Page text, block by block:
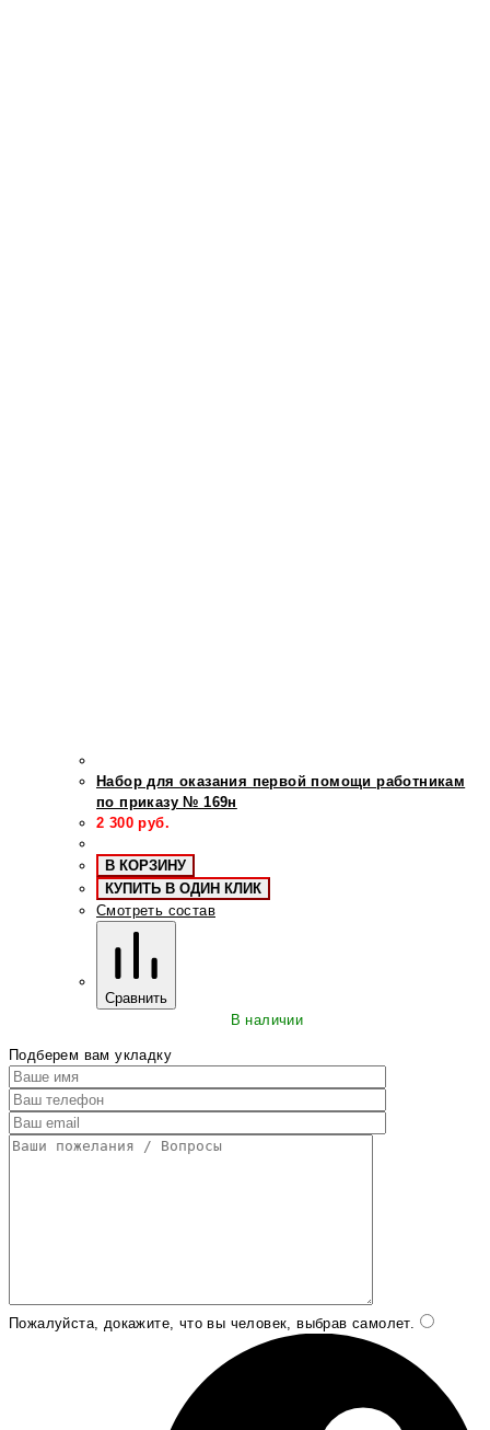
Набор для оказания первой помощи работникам
по приказу № 169н
2 300 руб.
В КОРЗИНУ
КУПИТЬ В ОДИН КЛИК
Смотреть состав
Сравнить
В наличии
Подберем вам укладку
Пожалуйста, докажите, что вы человек, выбрав самолет.